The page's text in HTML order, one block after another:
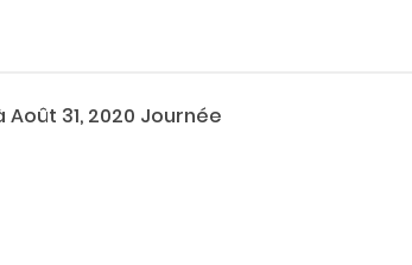
Août 31, 2020 Journée